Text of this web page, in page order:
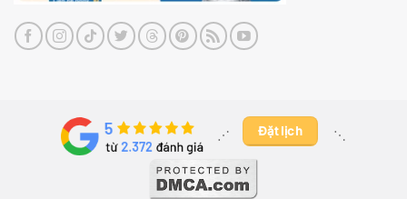
⋰ ​ Đặt lịch ⋱